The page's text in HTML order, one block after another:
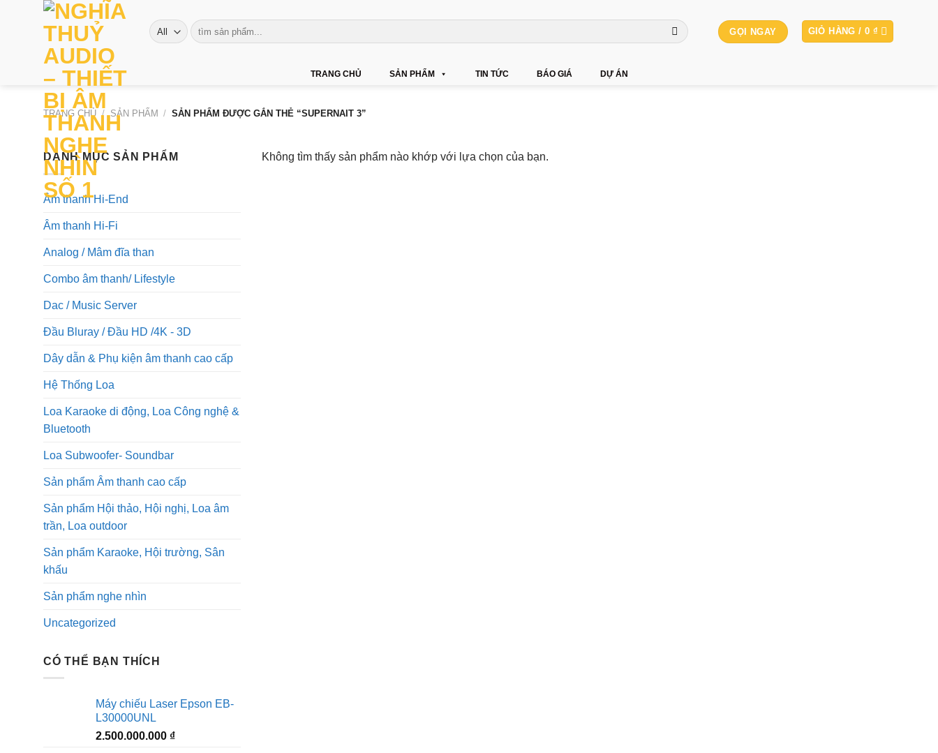
Tìm
kiếm:
GỌI NGAY GIỎ HÀNG / 0 ₫
TRANG CHỦ SẢN PHẨM TIN TỨC BÁO GIÁ DỰ ÁN
TRANG CHỦ / SẢN PHẨM / SẢN PHẨM ĐƯỢC GẮN THẺ “SUPERNAIT 3”
DANH MỤC SẢN PHẨM
Âm thanh Hi-End
Âm thanh Hi-Fi
Analog / Mâm đĩa than
Combo âm thanh/ Lifestyle
Dac / Music Server
Đầu Bluray / Đầu HD /4K - 3D
Dây dẫn & Phụ kiện âm thanh cao cấp
Hệ Thống Loa
Loa Karaoke di động, Loa Công nghệ &
Bluetooth
Loa Subwoofer- Soundbar
Sản phẩm Âm thanh cao cấp
Sản phẩm Hội thảo, Hội nghị, Loa âm
trần, Loa outdoor
Sản phẩm Karaoke, Hội trường, Sân
khấu
Sản phẩm nghe nhìn
Uncategorized
CÓ THỂ BẠN THÍCH
Máy chiếu Laser Epson EB-
L30000UNL
2.500.000.000 ₫
Không tìm thấy sản phẩm nào khớp với lựa chọn của bạn.